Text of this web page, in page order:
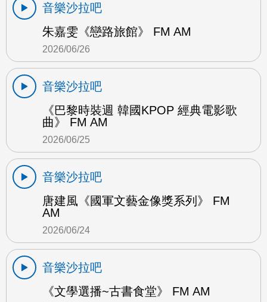
音樂沙拉吧
朱嘉雯《戀路旅館》 FM AM
2026/06/26
音樂沙拉吧
《巴黎時裝週 韓國KPOP 經典電影歌
曲》 FM AM
2026/06/25
音樂沙拉吧
唐建風《國軍文藝金像獎系列》 FM
AM
2026/06/24
音樂沙拉吧
《文學選播~古書食堂》 FM AM